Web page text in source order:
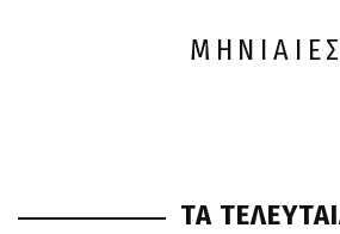
ΜΗΝΙΑΙΕΣ
ΤΑ